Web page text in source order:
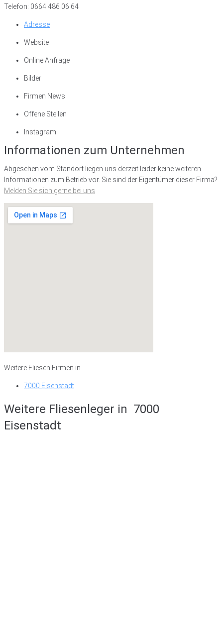
Telefon: 0664 486 06 64
Adresse
Website
Online Anfrage
Bilder
Firmen News
Offene Stellen
Instagram
Informationen zum Unternehmen
Abgesehen vom Standort liegen uns derzeit leider keine weiteren
Informationen zum Betrieb vor. Sie sind der Eigentümer dieser Firma?
Melden Sie sich gerne bei uns
Weitere Fliesen Firmen in
7000 Eisenstadt
Weitere Fliesenleger in 7000
Eisenstadt